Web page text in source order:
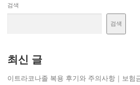
검색
검색
최신 글
이트라코나졸 복용 후기와 주의사항｜보험